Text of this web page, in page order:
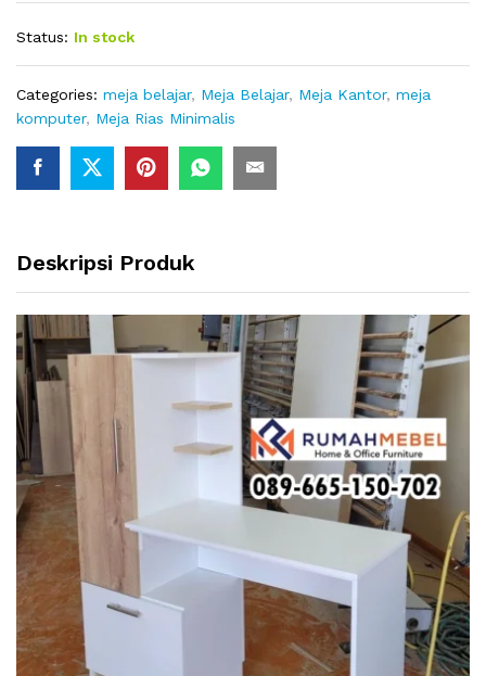
Status: In stock
Categories: meja belajar, Meja Belajar, Meja Kantor, meja
komputer, Meja Rias Minimalis
Deskripsi Produk